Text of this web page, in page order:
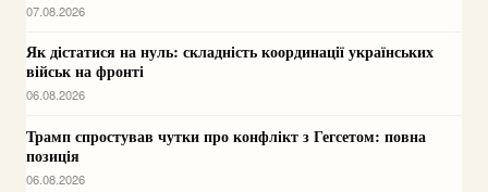
07.08.2026
Як дістатися на нуль: складність координації українських
військ на фронті
06.08.2026
Трамп спростував чутки про конфлікт з Гегсетом: повна
позиція
06.08.2026